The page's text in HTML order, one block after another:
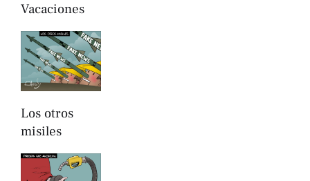
Vacaciones
Los otros
misiles